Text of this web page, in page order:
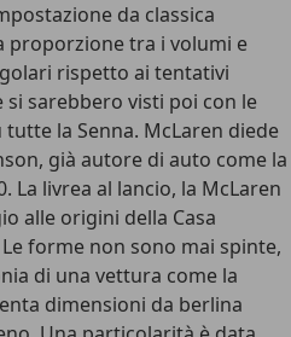
da classica
proporzione tra i volumi e
rispetto ai tentativi
sarebbero visti poi con le
tutte la Senna. McLaren diede
già autore di auto come la
La livrea al lancio, la McLaren
alle origini della Casa
forme non sono mai spinte,
di una vettura come la
dimensioni da berlina